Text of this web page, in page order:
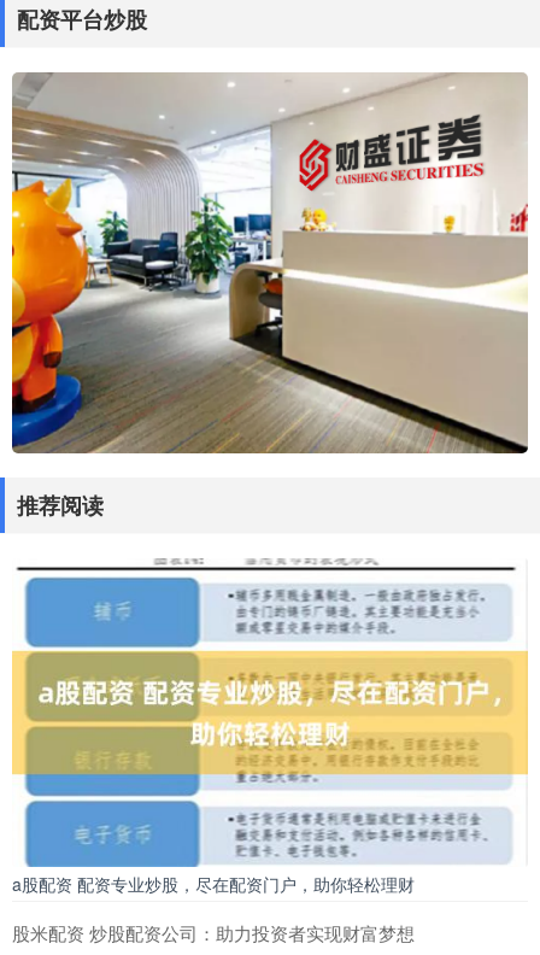
配资平台炒股
推荐阅读
a股配资 配资专业炒股，尽在配资门户，助你轻松理财
股米配资 炒股配资公司：助力投资者实现财富梦想